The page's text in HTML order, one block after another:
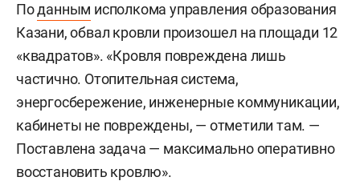
Поданным исполкома управления образования
Казани, обвал кровли произошел на площади 12
«квадратов». «Кровля повреждена лишь
частично. Отопительная система,
энергосбережение, инженерные коммуникации,
кабинеты не повреждены, — отметили там. —
Поставлена задача — максимально оперативно
восстановить кровлю».